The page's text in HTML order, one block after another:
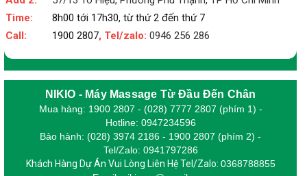
Time:
8h00 tới 17h30, từ thứ 2 đến thứ 7
Call:
1900 2807, Tel/zalo: 0946 256 286
NIKIO - Máy Massage Từ Đầu Đến Chân
Mua hàng: 1900 2807 - (028) 7777 2807 (phím 1) -
Hotline: 0947234596
Bảo hành: (028) 3974 2186 - 1900 2807 (phím 2) -
Tel/Zalo: 0941797286
Khách Hàng Dự Án Vui Lòng Liên Hệ Tel/Zalo: 0368788855